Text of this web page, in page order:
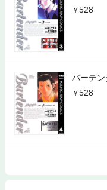
528
バーテ
528